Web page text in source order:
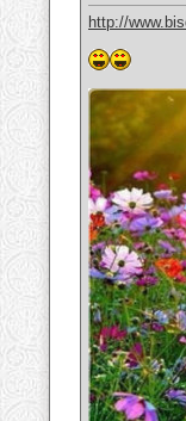
http://